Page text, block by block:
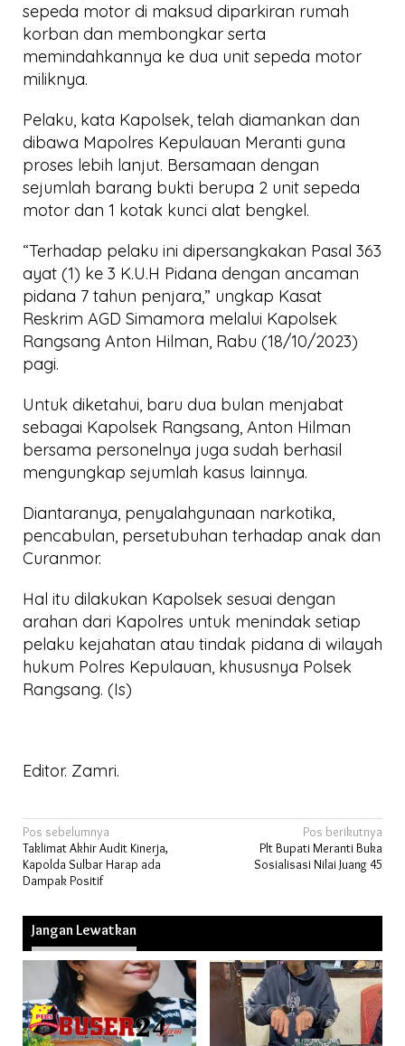
sepeda motor di maksud diparkiran rumah
korban dan membongkar serta
memindahkannya ke dua unit sepeda motor
miliknya.
Pelaku, kata Kapolsek, telah diamankan dan
dibawa Mapolres Kepulauan Meranti guna
proses lebih lanjut. Bersamaan dengan
sejumlah barang bukti berupa 2 unit sepeda
motor dan 1 kotak kunci alat bengkel.
“Terhadap pelaku ini dipersangkakan Pasal 363
ayat (1) ke 3 K.U.H Pidana dengan ancaman
pidana 7 tahun penjara,” ungkap Kasat
Reskrim AGD Simamora melalui Kapolsek
Rangsang Anton Hilman, Rabu (18/10/2023)
pagi.
Untuk diketahui, baru dua bulan menjabat
sebagai Kapolsek Rangsang, Anton Hilman
bersama personelnya juga sudah berhasil
mengungkap sejumlah kasus lainnya.
Diantaranya, penyalahgunaan narkotika,
pencabulan, persetubuhan terhadap anak dan
Curanmor.
Hal itu dilakukan Kapolsek sesuai dengan
arahan dari Kapolres untuk menindak setiap
pelaku kejahatan atau tindak pidana di wilayah
hukum Polres Kepulauan, khususnya Polsek
Rangsang. (Is)
Editor. Zamri.
Navigasi
pos
Pos sebelumnya
Taklimat Akhir Audit Kinerja,
Kapolda Sulbar Harap ada
Dampak Positif
Pos berikutnya
Plt Bupati Meranti Buka
Sosialisasi Nilai Juang 45
Jangan Lewatkan